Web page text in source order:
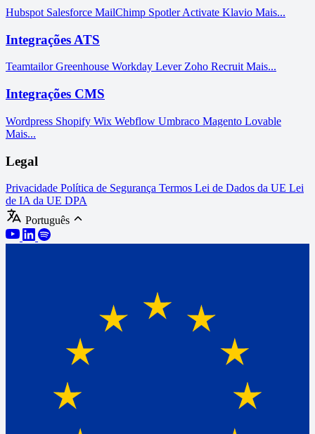
Hubspot Salesforce MailChimp Spotler Activate Klavio Mais...
Integrações ATS
TeamtailorGreenhouse Workday Lever Zoho Recruit Mais...
Integrações CMS
Wordpress Shopify Wix Webflow Umbraco Magento Lovable
Mais...
Legal
Privacidade Política de Segurança Termos Lei de Dados da UE Lei
de IA da UE DPA
Português